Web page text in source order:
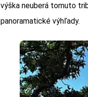
výška neuberá tomuto
panoramatické výhľady.